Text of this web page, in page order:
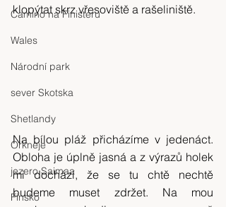
Camino na Finisteru
Wales
Národní park
sever Skotska
Shetlandy
Orkneje
jezero Saimaa
Finsko
klopýtat skrz vřesoviště a rašeliniště.
Na bílou pláž přicházíme v jedenáct.
Obloha je úplně jasná a z výrazů holek
mi dochází, že se tu chtě nechtě
budeme muset zdržet. Na mou